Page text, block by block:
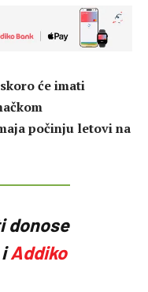
će imati
počinju letovi na
donose
iAddiko